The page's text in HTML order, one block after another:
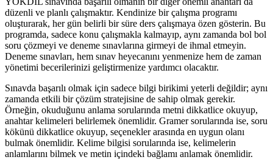
düzenli ve planlı çalışmaktır. Kendinize bir çalışma programı
oluşturarak, her gün belirli bir süre ders çalışmaya özen gösterin. Bu
programda, sadece konu çalışmakla kalmayıp, aynı zamanda bol bol
soru çözmeyi ve deneme sınavlarına girmeyi de ihmal etmeyin.
Deneme sınavları, hem sınav heyecanını yenmenize hem de zaman
yönetimi becerilerinizi geliştirmenize yardımcı olacaktır.
Sınavda başarılı olmak için sadece bilgi birikimi yeterli değildir; aynı
zamanda etkili bir çözüm stratejisine de sahip olmak gerekir.
Örneğin, okuduğunu anlama sorularında metni dikkatlice okuyup,
anahtar kelimeleri belirlemek önemlidir. Gramer sorularında ise, soru
kökünü dikkatlice okuyup, seçenekler arasında en uygun olanı
bulmak önemlidir. Kelime bilgisi sorularında ise, kelimelerin
anlamlarını bilmek ve metin içindeki bağlamı anlamak önemlidir.